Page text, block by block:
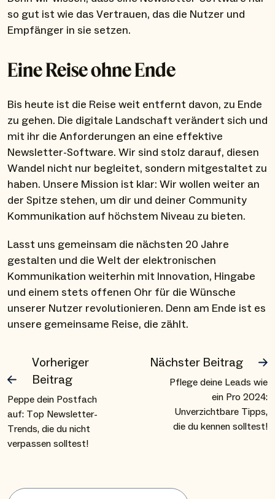
so gut ist wie das Vertrauen, das die Nutzer und
Empfänger in sie setzen.
Eine Reise ohne Ende
Bis heute ist die Reise weit entfernt davon, zu Ende
zu gehen. Die digitale Landschaft verändert sich und
mit ihr die Anforderungen an eine effektive
Newsletter-Software. Wir sind stolz darauf, diesen
Wandel nicht nur begleitet, sondern mitgestaltet zu
haben. Unsere Mission ist klar: Wir wollen weiter an
der Spitze stehen, um dir und deiner Community
Kommunikation auf höchstem Niveau zu bieten.
Lasst uns gemeinsam die nächsten 20 Jahre
gestalten und die Welt der elektronischen
Kommunikation weiterhin mit Innovation, Hingabe
und einem stets offenen Ohr für die Wünsche
unserer Nutzer revolutionieren. Denn am Ende ist es
unsere gemeinsame Reise, die zählt.
Vorheriger
Beitrag
Peppe dein Postfach
auf: Top Newsletter-
Trends, die du nicht
verpassen solltest!
Nächster Beitrag
Pflege deine Leads wie
ein Pro 2024:
Unverzichtbare Tipps,
die du kennen solltest!